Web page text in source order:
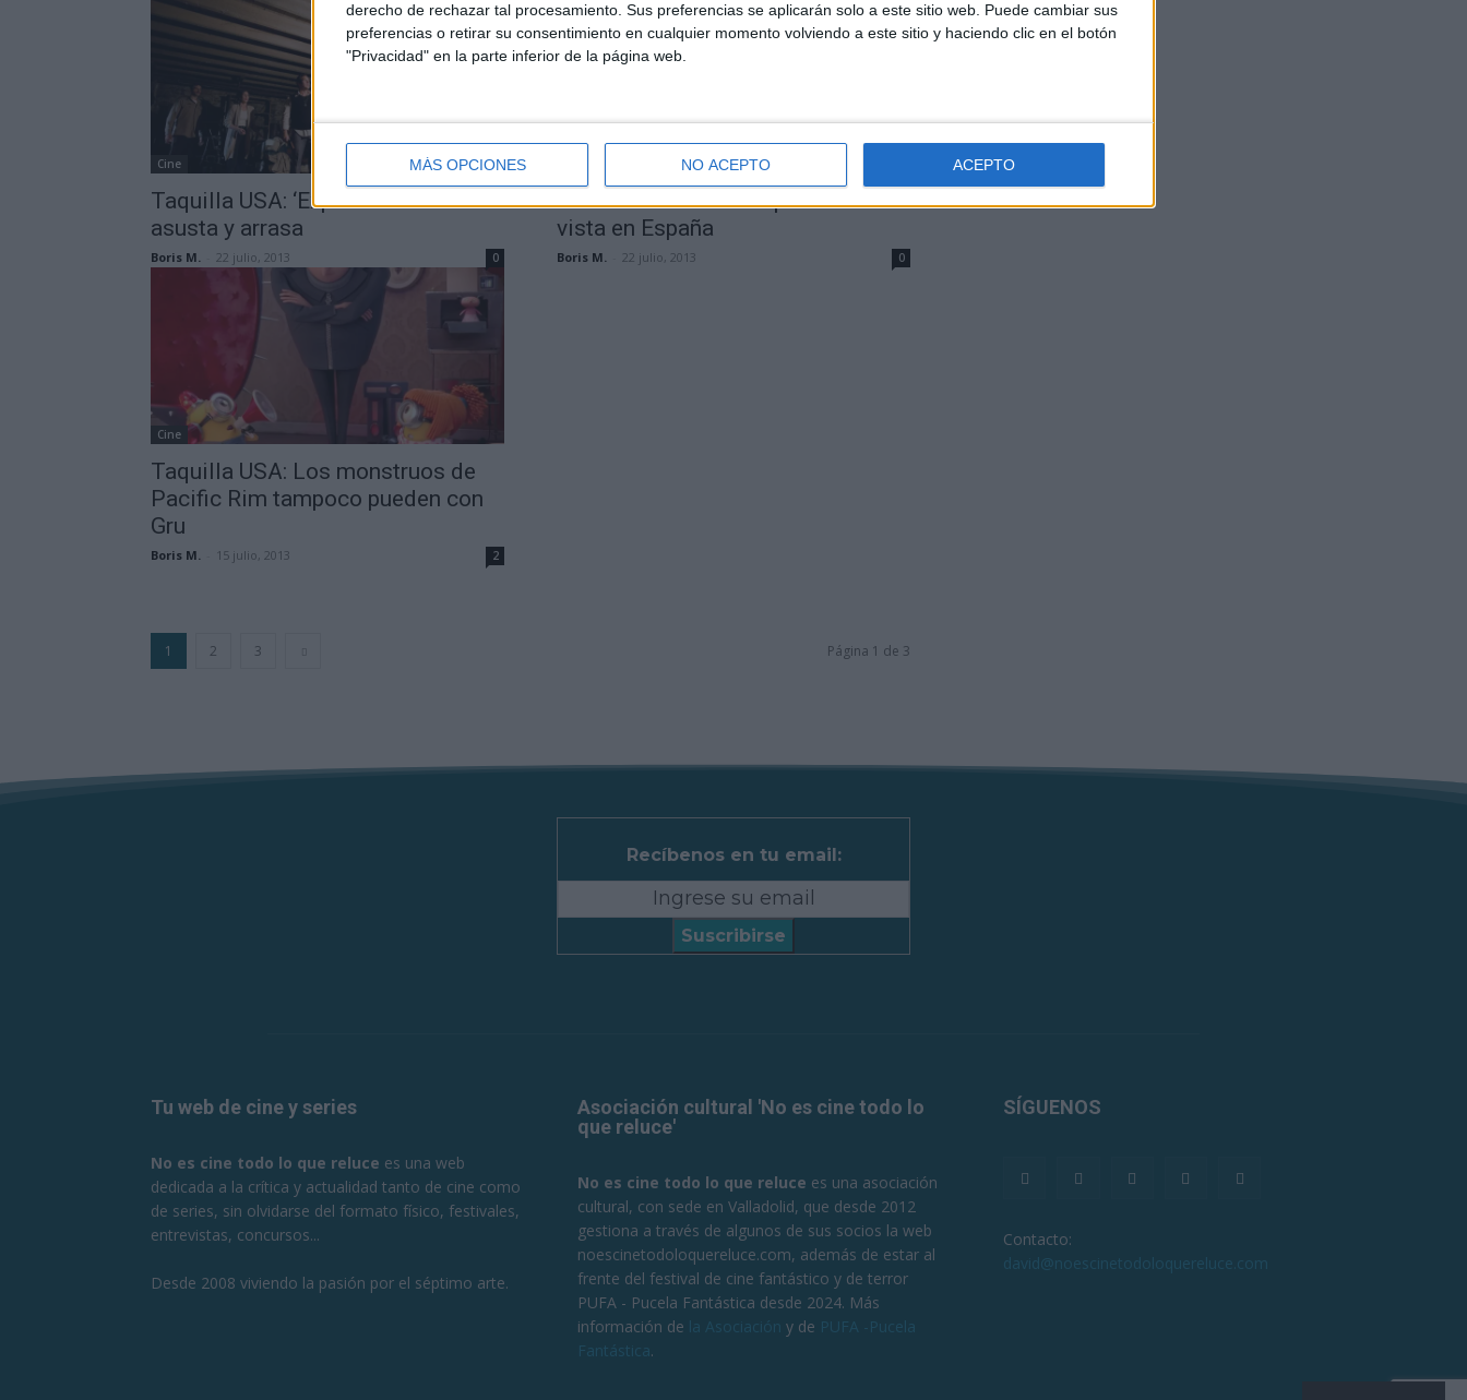
derecho de rechazar tal procesamiento. Sus preferencias se aplicarán solo a este sitio web. Puede cambiar sus
preferencias o retirar su consentimiento en cualquier momento volviendo a este sitio y haciendo clic en el botón
"Privacidad" en la parte inferior de la página web.
MÁS OPCIONES NO ACEPTO ACEPTO
Cine
Taquilla USA: ‘Expediente Warren’
asusta y arrasa
Boris M. 22 julio, 2013 0
‘Ahora me ves…’ es la película más
vista en España
Boris M. 22 julio, 2013 0
Cine
Taquilla USA: Los monstruos de
Pacific Rim tampoco pueden con
Gru
Boris M. 15 julio, 2013 2
1 2 3 Página 1 de 3
Recíbenos en tu email:
Suscribirse
Tu web de cine y series
No es cine todo lo que reluce es una web
dedicada a la crítica y actualidad tanto de cine como
de series, sin olvidarse del formato físico, festivales,
entrevistas, concursos...
Desde 2008 viviendo la pasión por el séptimo arte.
Asociación cultural 'No es cine todo lo
que reluce'
No es cine todo lo que reluce es una asociación
cultural, con sede en Valladolid, que desde 2012
gestiona a través de algunos de sus socios la web
noescinetodoloquereluce.com, además de estar al
frente del festival de cine fantástico y de terror
PUFA - Pucela Fantástica desde 2024. Más
información de la Asociación y de PUFA -Pucela
Fantástica.
SÍGUENOS
Contacto:
david@noescinetodoloquereluce.com